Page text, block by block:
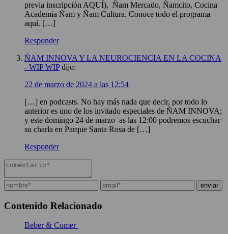
previa inscripción AQUÍ), Ñam Mercado, Ñamcito, Cocina
Academia Ñam y Ñam Cultura. Conoce todo el programa
aquí. […]
Responder
ÑAM INNOVA Y LA NEUROCIENCIA EN LA COCINA
- WIP WIP dijo:
22 de marzo de 2024 a las 12:54
[…] en podcasts. No hay más nada que decir, por todo lo
anterior es uno de los invitado especiales de ÑAM INNOVA;
y este domingo 24 de marzo as las 12:00 podremos escuchar
su charla en Parque Santa Rosa de […]
Responder
Contenido Relacionado
Beber & Comer